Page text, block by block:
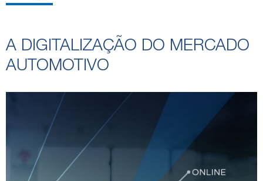
A DIGITALIZAÇÃO DO MERCADO
AUTOMOTIVO